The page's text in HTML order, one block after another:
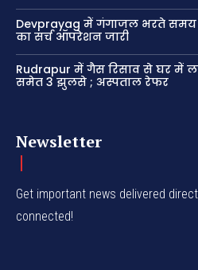
Devprayag में गंगाजल भरते समय
का सर्च ऑपरेशन जारी
Rudrapur में गैस रिसाव से घर में
समेत 3 झुलसे ; अस्पताल रेफर
Newsletter
Get important news delivered
connected!